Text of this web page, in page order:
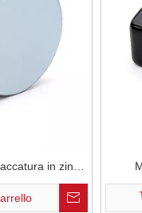
in zinco
di grado